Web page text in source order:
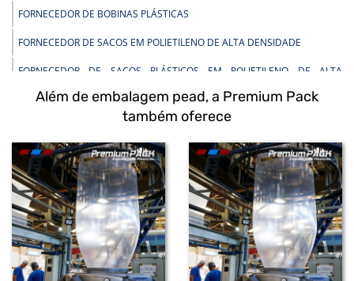
FORNECEDOR DE BOBINAS PLÁSTICAS
FORNECEDOR DE SACOS EM POLIETILENO DE ALTA DENSIDADE
FORNECEDOR DE SACOS PLÁSTICOS EM POLIETILENO DE ALTA
FORNECEDOR DE SACOS PEAD
FORNECEDOR DE SACOS PLÁSTICOS INFECTANTE
FORNECEDOR DE BOBINAS PLÁSTICAS EM POLIETILENO
FORNECEDOR DE BOBINAS PLÁSTICAS DE BAIXA DENSIDADE
FORNECEDOR DE BOBINAS PLÁSTICAS EM POLIETILENO DE BAIXA
DENSIDADE
FORNECEDOR DE BOBINAS PLÁSTICAS IMPRESSAS
Além de embalagem pead, a Premium Pack
também oferece